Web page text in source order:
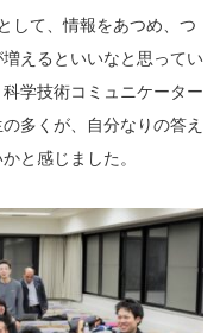
して、情報をあつめ、つ
えるといいなと思ってい
学技術コミュニケーター
多くが、自分なりの答え
と感じました。